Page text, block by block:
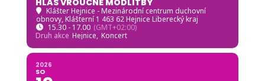
HLAS VROUCNÉ MODLITBY
Klášter Hejnice - Mezinárodní centrum duchovní
obnovy, Klášterní 1 463 62 Hejnice Liberecký kraj
15.30 - 17.00 (GMT+02:00)
Druh akce Hejnice, Koncert
2026
SO